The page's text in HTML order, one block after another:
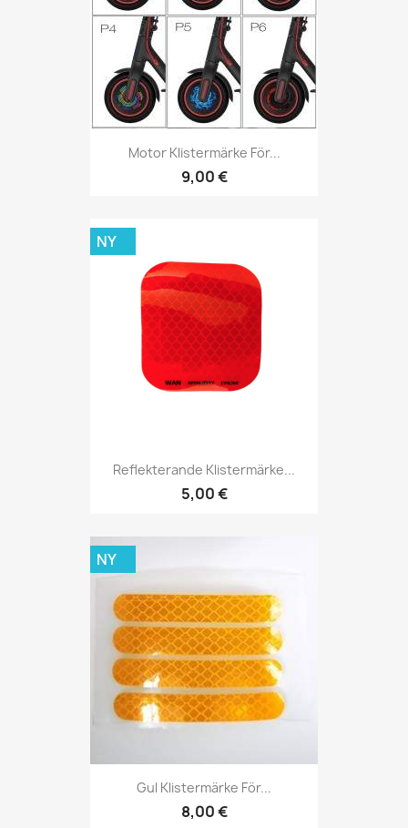
Motor Klistermärke För...
9,00 €
Reflekterande Klistermärke...
5,00 €
NY
Gul Klistermärke För...
8,00 €
NY